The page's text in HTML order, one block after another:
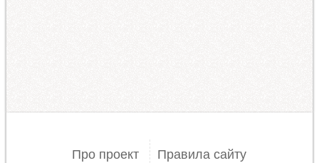
Про проект Правила сайту